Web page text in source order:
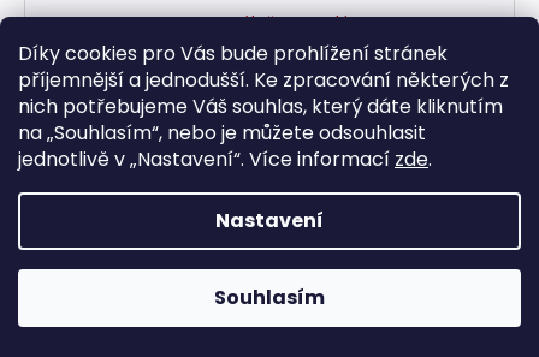
Díky cookies pro Vás bude prohlížení stránek
příjemnější a jednodušší. Ke zpracování některých z
nich potřebujeme Váš souhlas, který dáte kliknutím
na „Souhlasím“, nebo je můžete odsouhlasit
jednotlivě v „Nastavení“. Více informací zde.
Nastavení
Souhlasím
Momentálně vyprodáno
1 403,31 Kč bez DPH
1 698 Kč
DETAIL